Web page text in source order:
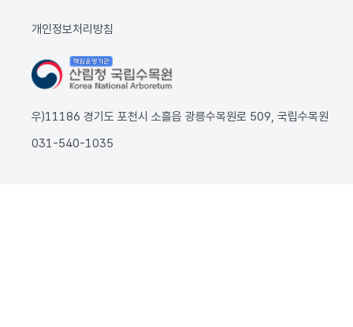
개인정보처리방침
우)11186 경기도 포천시 소흘읍 광릉수목원로 509, 국립수목원
031-540-1035